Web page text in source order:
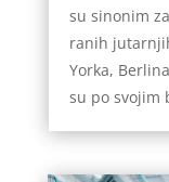
su sinonim
ranih
Yorka,
su po svojim